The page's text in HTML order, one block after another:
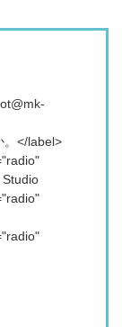
</label>